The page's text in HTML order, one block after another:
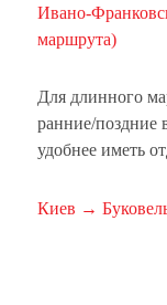
Ивано-
маршрута)
Для длинного
ранние/поздние
удобнее иметь
Киев →